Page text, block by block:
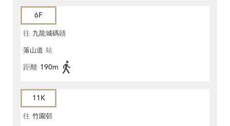
6F
往 九龍城碼頭
落山道 站
距離 190m
11K
往 竹園邨